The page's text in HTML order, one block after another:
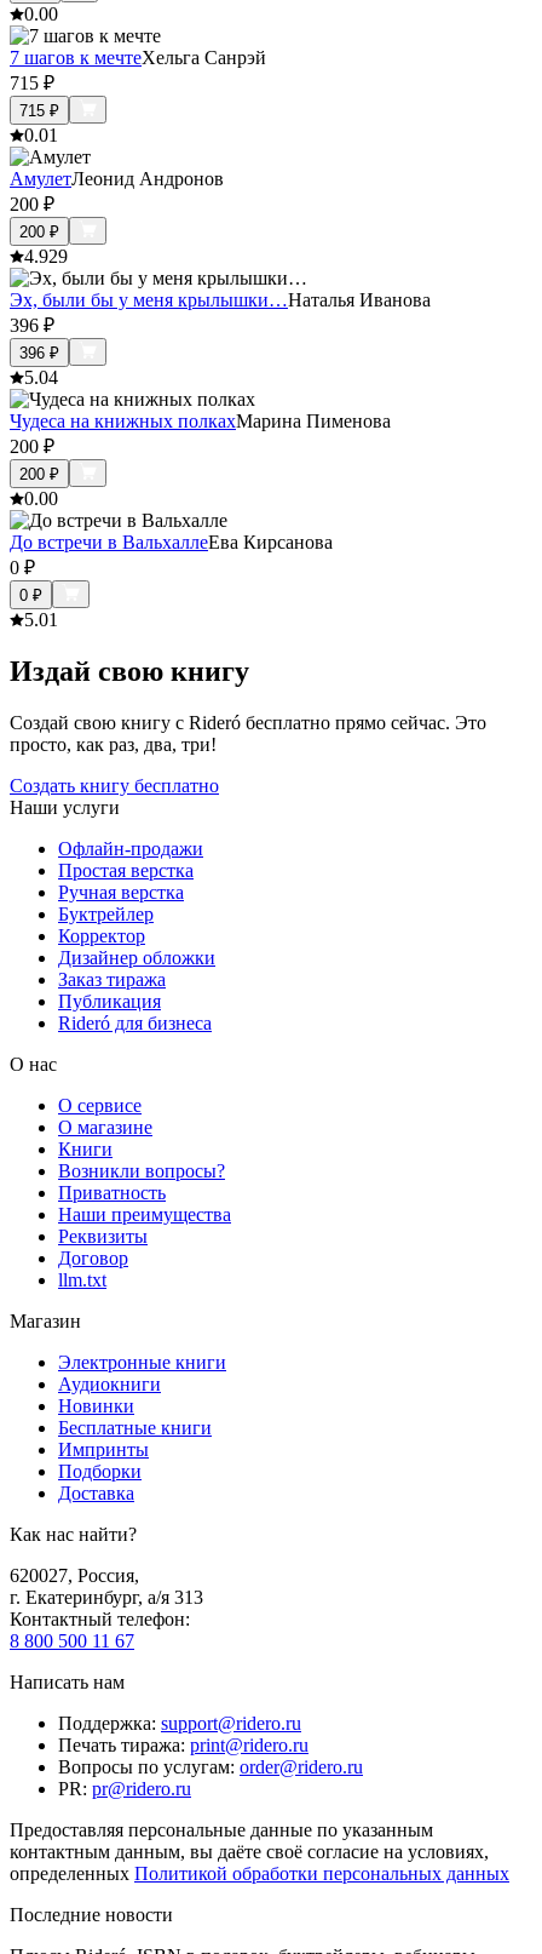
0.00
7 шагов к мечтеХельга Санрэй
715 ₽
715 ₽
0.01
АмулетЛеонид Андронов
200 ₽
200 ₽
4.929
Эх, были бы у меня крылышки…Наталья Иванова
396 ₽
396 ₽
5.04
Чудеса на книжных полкахМарина Пименова
200 ₽
200 ₽
0.00
До встречи в ВальхаллеЕва Кирсанова
0 ₽
0 ₽
5.01
Издай свою книгу
Создай свою книгу с Rideró бесплатно прямо сейчас. Это
просто, как раз, два, три!
Создать книгу бесплатно
Наши услуги
Офлайн-продажи
Простая верстка
Ручная верстка
Буктрейлер
Корректор
Дизайнер обложки
Заказ тиража
Публикация
Rideró для бизнеса
О нас
О сервисе
О магазине
Книги
Возникли вопросы?
Приватность
Наши преимущества
Реквизиты
Договор
llm.txt
Магазин
Электронные книги
Аудиокниги
Новинки
Бесплатные книги
Импринты
Подборки
Доставка
Как нас найти?
620027, Россия,
г. Екатеринбург, а/я 313
Контактный телефон:
8 800 500 11 67
Написать нам
Поддержка: support@ridero.ru
Печать тиража: print@ridero.ru
Вопросы по услугам: order@ridero.ru
PR: pr@ridero.ru
Предоставляя персональные данные по указанным
контактным данным, вы даёте своё согласие на условиях,
определенных Политикой обработки персональных данных
Последние новости